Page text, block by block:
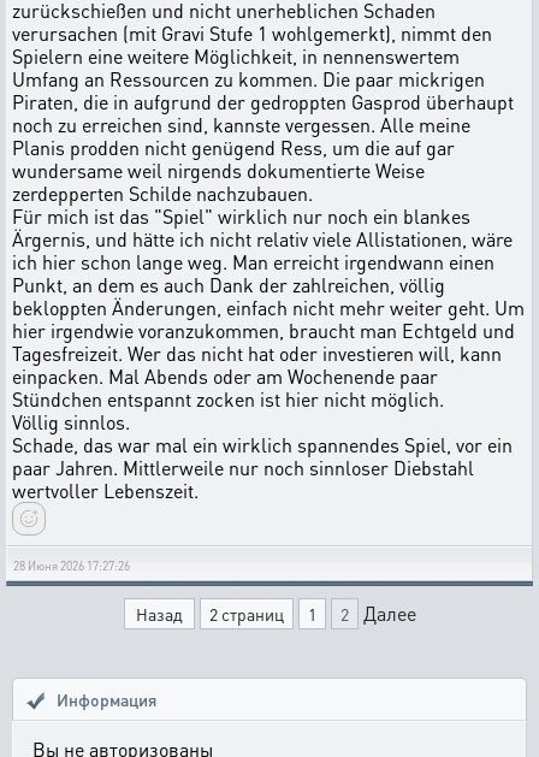
zurückschießen und nicht unerheblichen Schaden
verursachen (mit Gravi Stufe 1 wohlgemerkt), nimmt den
Spielern eine weitere Möglichkeit, in nennenswertem
Umfang an Ressourcen zu kommen. Die paar mickrigen
Piraten, die in aufgrund der gedroppten Gasprod überhaupt
noch zu erreichen sind, kannste vergessen. Alle meine
Planis prodden nicht genügend Ress, um die auf gar
wundersame weil nirgends dokumentierte Weise
zerdepperten Schilde nachzubauen.
Für mich ist das "Spiel" wirklich nur noch ein blankes
Ärgernis, und hätte ich nicht relativ viele Allistationen, wäre
ich hier schon lange weg. Man erreicht irgendwann einen
Punkt, an dem es auch Dank der zahlreichen, völlig
bekloppten Änderungen, einfach nicht mehr weiter geht. Um
hier irgendwie voranzukommen, braucht man Echtgeld und
Tagesfreizeit. Wer das nicht hat oder investieren will, kann
einpacken. Mal Abends oder am Wochenende paar
Stündchen entspannt zocken ist hier nicht möglich.
Völlig sinnlos.
Schade, das war mal ein wirklich spannendes Spiel, vor ein
paar Jahren. Mittlerweile nur noch sinnloser Diebstahl
wertvoller Lebenszeit.
28 Июня 2026 17:27:26
Назад 2 страниц 1 2 Далее
Информация
Вы не авторизованы